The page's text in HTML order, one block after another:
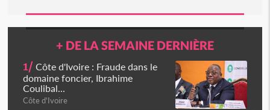
+ DE LA SEMAINE DERNIÈRE
1/ Côte d'Ivoire : Fraude dans le
domaine foncier, Ibrahime
Coulibal...
Côte d'Ivoire